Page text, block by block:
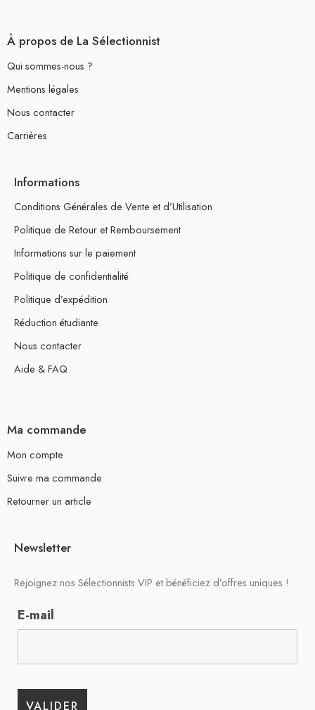
À propos de La Sélectionnist
Qui sommes-nous ?
Mentions légales
Nous contacter
Carrières
Informations
Conditions Générales de Vente et d’Utilisation
Politique de Retour et Remboursement
Informations sur le paiement
Politique de confidentialité
Politique d’expédition
Réduction étudiante
Nous contacter
Aide & FAQ
Ma commande
Mon compte
Suivre ma commande
Retourner un article
Newsletter
Rejoignez nos Sélectionnists VIP et bénéficiez d’offres uniques !
E-mail